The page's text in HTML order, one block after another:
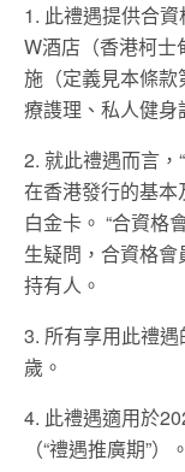
1. 此禮遇提供合
W酒店（香港柯士
施（定義見本條
療謢理、私人健身
2. 就此禮遇而言，
在香港發行的基
白金卡。 “合資格
生疑問，合資格
持有人。
3. 所有享用此禮
歲。
4. 此禮遇適用於
（“禮遇推廣期”）。